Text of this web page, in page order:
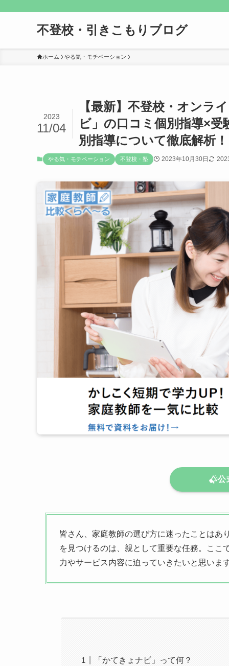
不登校・引きこもりブログ
ホーム やる気・モチベーション
【最新】不登校・オンラ
ビ」の口コミ個別指導×
別指導について徹底解析！
2023
11/04
やる気・モチベーション 不登校・塾 2023年10月30日
公
皆さん、家庭教師の選び方に迷ったことはあ
を見つけるのは、親として重要な任務。ここ
力やサービス内容に迫っていきたいと思いま
「かてきょナビ」って何？